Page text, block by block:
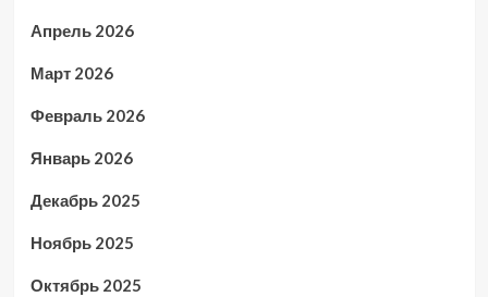
Апрель 2026
Март 2026
Февраль 2026
Январь 2026
Декабрь 2025
Ноябрь 2025
Октябрь 2025